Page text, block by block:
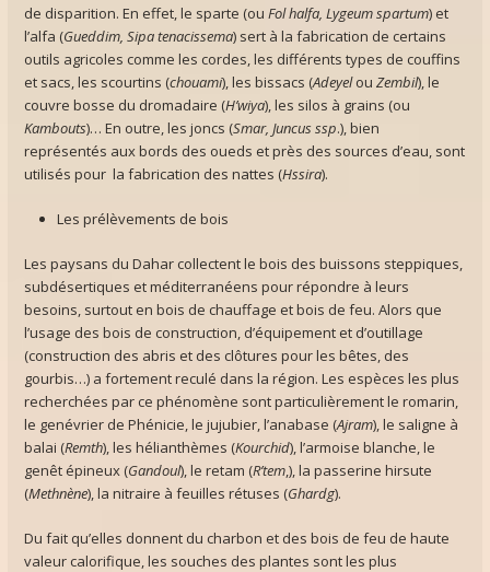
de disparition. En effet, le sparte (ouFol halfa, Lygeum spartum) et
l’alfa (Gueddim, Sipa tenacissema) sert à la fabrication de certains
outils agricoles comme les cordes, les différents types de couffins
et sacs, les scourtins (chouami), les bissacs (AdeyelouZembil), le
couvre bosse du dromadaire (H’wiya), les silos à grains (ou
Kambouts)… En outre, les joncs (Smar, Juncus ssp.), bien
représentés aux bords des oueds et près des sources d’eau, sont
utilisés pour la fabrication des nattes (Hssira).
Les prélèvements de bois
Les paysans du Dahar collectent le bois des buissons steppiques,
subdésertiques et méditerranéens pour répondre à leurs
besoins, surtout en bois de chauffage et bois de feu. Alors que
l’usage des bois de construction, d’équipement et d’outillage
(construction des abris et des clôtures pour les bêtes, des
gourbis…) a fortement reculé dans la région. Les espèces les plus
recherchées par ce phénomène sont particulièrement le romarin,
le genévrier de Phénicie, le jujubier, l’anabase (Ajram), le saligne à
balai (Remth), les hélianthèmes (Kourchid), l’armoise blanche, le
genêt épineux (Gandoul), le retam (R’tem,), la passerine hirsute
(Methnène), la nitraire à feuilles rétuses (Ghardg).
Du fait qu’elles donnent du charbon et des bois de feu de haute
valeur calorifique, les souches des plantes sont les plus